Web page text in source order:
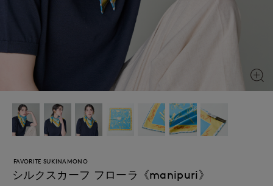
FAVORITE SUKINAMONO
シルクスカーフ フローラ《manipuri》